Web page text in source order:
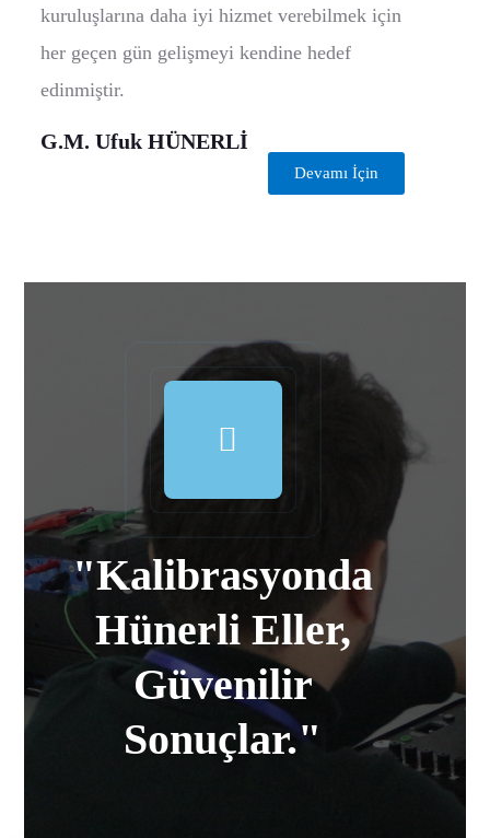
kuruluşlarına daha iyi hizmet verebilmek için
her geçen gün gelişmeyi kendine hedef
edinmiştir.
G.M. Ufuk HÜNERLİ
Devamı İçin
"Kalibrasyonda
Hünerli Eller,
Güvenilir
Sonuçlar."